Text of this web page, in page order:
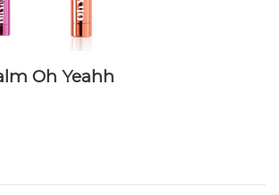
Oh Yeahh